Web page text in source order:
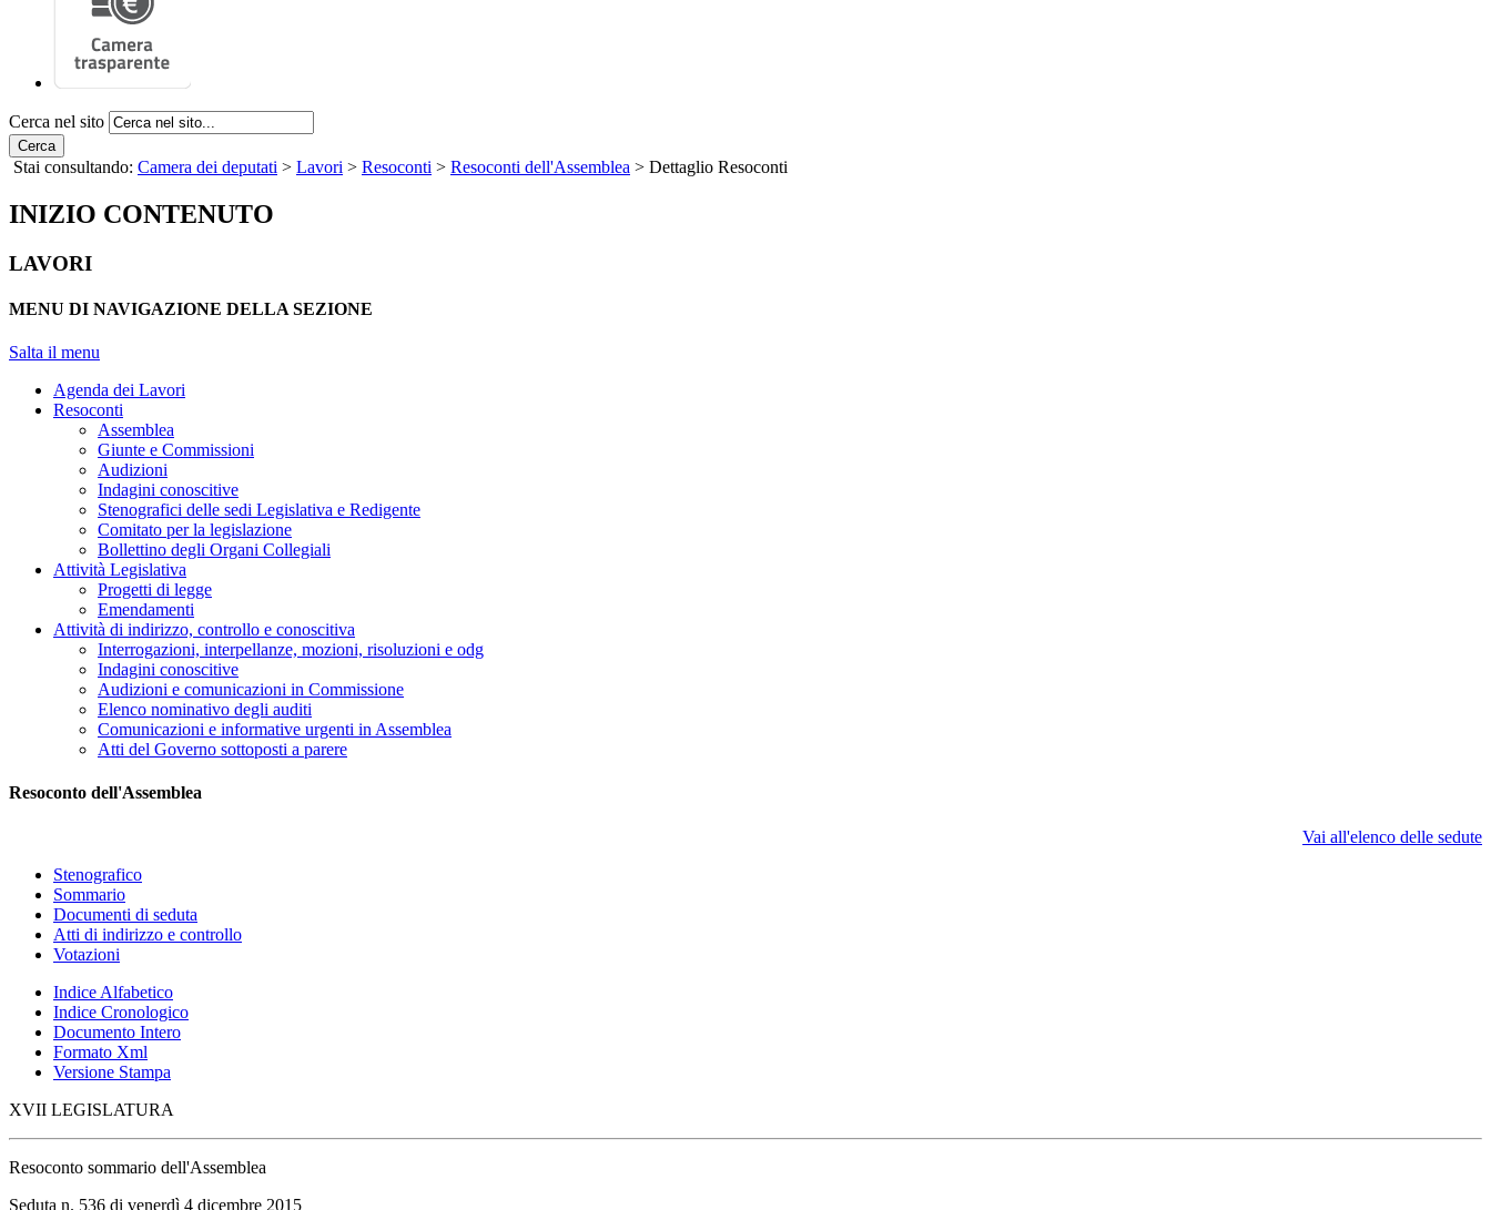
Cerca nel sito
Cerca
Stai consultando: Camera dei deputati > Lavori > Resoconti > Resoconti dell'Assemblea > Dettaglio Resoconti
INIZIO CONTENUTO
LAVORI
MENU DI NAVIGAZIONE DELLA SEZIONE
Salta il menu
Agenda dei Lavori
Resoconti
Assemblea
Giunte e Commissioni
Audizioni
Indagini conoscitive
Stenografici delle sedi Legislativa e Redigente
Comitato per la legislazione
Bollettino degli Organi Collegiali
Attività Legislativa
Progetti di legge
Emendamenti
Attività di indirizzo, controllo e conoscitiva
Interrogazioni, interpellanze, mozioni, risoluzioni e odg
Indagini conoscitive
Audizioni e comunicazioni in Commissione
Elenco nominativo degli auditi
Comunicazioni e informative urgenti in Assemblea
Atti del Governo sottoposti a parere
Resoconto dell'Assemblea
Vai all'elenco delle sedute
Stenografico
Sommario
Documenti di seduta
Atti di indirizzo e controllo
Votazioni
Indice Alfabetico
Indice Cronologico
Documento Intero
Formato Xml
Versione Stampa
XVII LEGISLATURA
Resoconto sommario dell'Assemblea
Seduta n. 536 di venerdì 4 dicembre 2015